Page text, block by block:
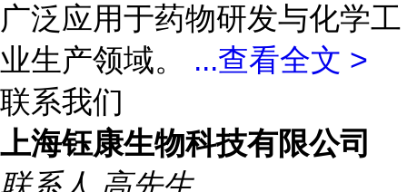
广泛应用于药物研发与化学工
业生产领域。 ...查看全文 >
联系我们
上海钰康生物科技有限公司
联系人 高先生